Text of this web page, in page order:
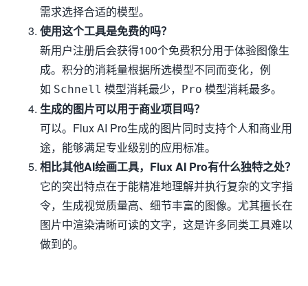
需求选择合适的模型。
使用这个工具是免费的吗？
新用户注册后会获得100个免费积分用于体验图像生
成。积分的消耗量根据所选模型不同而变化，例
如 Schnell 模型消耗最少， Pro 模型消耗最多。
生成的图片可以用于商业项目吗？
可以。Flux AI Pro生成的图片同时支持个人和商业用
途，能够满足专业级别的应用标准。
相比其他AI绘画工具，Flux AI Pro有什么独特之处？
它的突出特点在于能精准地理解并执行复杂的文字指
令，生成视觉质量高、细节丰富的图像。尤其擅长在
图片中渲染清晰可读的文字，这是许多同类工具难以
做到的。